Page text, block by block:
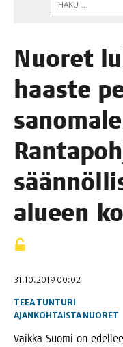
Nuo­ret
haas­te
alu­een
31.10.2019 00:02
TEEA TUNTURI
AJANKOHTAISTA NUORET
Vaik­ka Suo­mi on